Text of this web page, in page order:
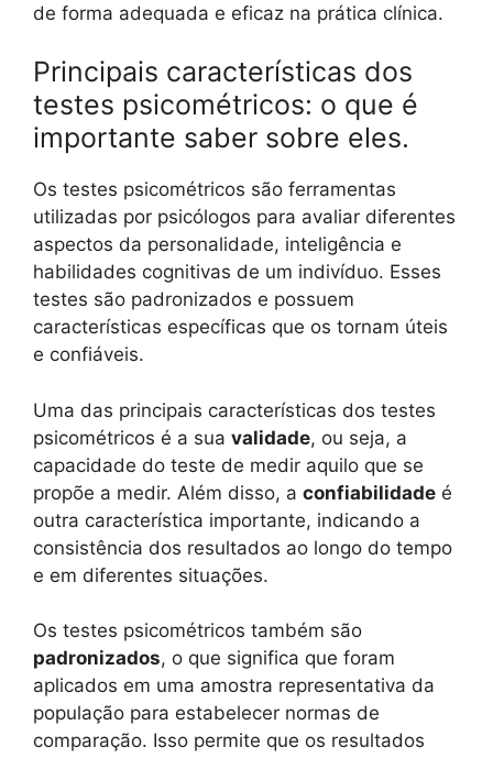
de forma adequada e eficaz na prática clínica.
Principais características dos
testes psicométricos: o que é
importante saber sobre eles.
Os testes psicométricos são ferramentas
utilizadas por psicólogos para avaliar diferentes
aspectos da personalidade, inteligência e
habilidades cognitivas de um indivíduo. Esses
testes são padronizados e possuem
características específicas que os tornam úteis
e confiáveis.
Uma das principais características dos testes
psicométricos é a sua validade, ou seja, a
capacidade do teste de medir aquilo que se
propõe a medir. Além disso, a confiabilidade é
outra característica importante, indicando a
consistência dos resultados ao longo do tempo
e em diferentes situações.
Os testes psicométricos também são
padronizados, o que significa que foram
aplicados em uma amostra representativa da
população para estabelecer normas de
comparação. Isso permite que os resultados